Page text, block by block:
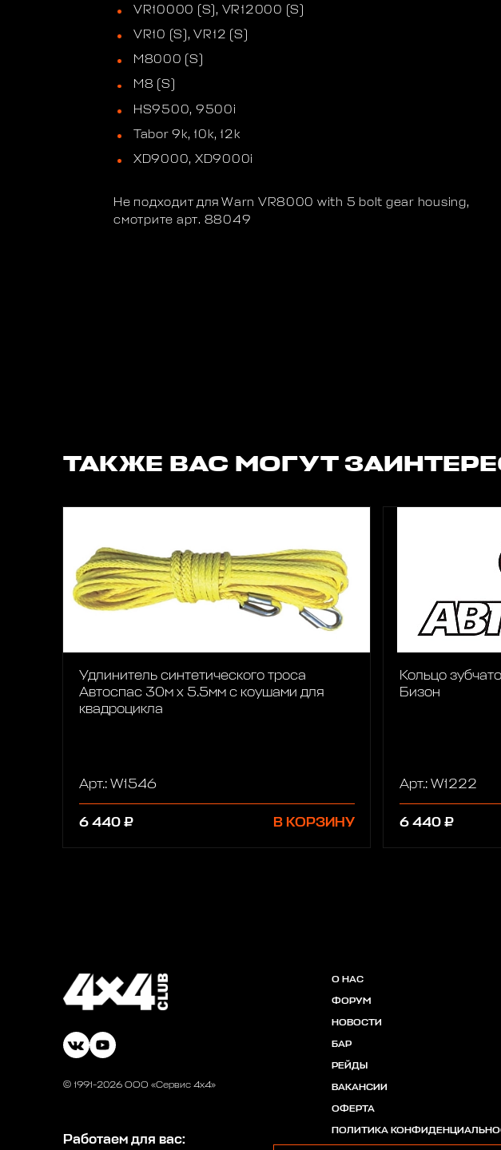
VR10000 (S), VR12000​ (S)
VR10 (S), VR12 (S)
M8000 (S)
M8 (S)
HS9500, 9500i
Tabor 9k, 10k, 12k
XD9000, XD9000i
Не подходит для Warn VR8000 with 5 bolt gear housing,
смотрите арт. 88049
ТАКЖЕ ВАС МОГУТ
Удлинитель синтетического троса
Автоспас 30м х 5.5мм с коушами для
квадроцикла
Арт.: W1546
6 440 ₽ В КОРЗИНУ
Кольцо
Бизон
Арт.: W1222
6 440 ₽
© 1991-2026 ООО «Сервис 4х4»
Работаем для вас:
О НАС
ФОРУМ
НОВОСТИ
БАР
РЕЙДЫ
ВАКАНСИИ
ОФЕРТА
ПОЛИТИКА